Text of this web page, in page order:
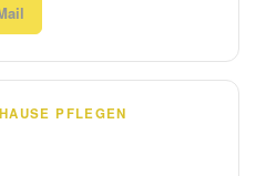
PFLEGEN